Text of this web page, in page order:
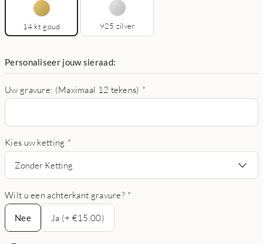
14 kt goud 925 zilver
Personaliseer jouw sieraad:
Uw gravure: (Maximaal 12 tekens) *
Kies uw ketting *
Zonder Ketting
Wilt u een achterkant gravure? *
Nee
Nee
Ja (+ €15,00)